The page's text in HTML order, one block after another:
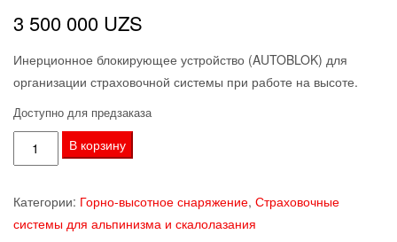
3 500 000 UZS
Инерционное блокирующее устройство (AUTOBLOK) для
организации страховочной системы при работе на высоте.
Доступно для предзаказа
Количество
товара
инерционное
устройство
В корзину
Категории: Горно-высотное снаряжение, Страховочные
системы для альпинизма и скалолазания